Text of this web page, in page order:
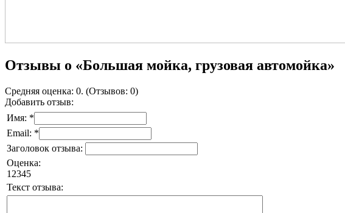
Отзывы о «Большая мойка, грузовая автомойка»
Средняя оценка: 0. (Отзывов: 0)
Добавить отзыв:
Имя: *
Email: *
Заголовок отзыва:
Оценка:
1 2345
Текст отзыва: